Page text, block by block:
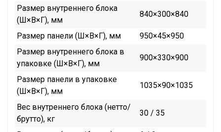
Размер внутреннего блока
(Ш×В×Г), мм
840×300×840
Размер панели (Ш×В×Г), мм
950×45×950
Размер внутреннего блока в
упаковке (Ш×В×Г), мм
900×330×900
Размер панели в упаковке
(Ш×В×Г), мм
1035×90×1035
Вес внутреннего блока (нетто/
брутто), кг
30 / 35